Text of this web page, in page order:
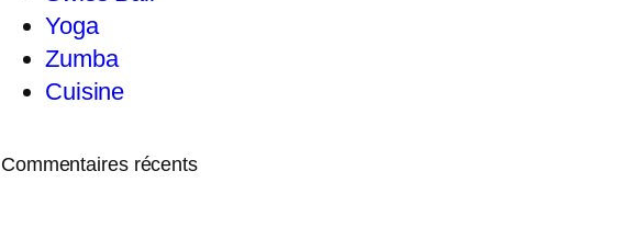
Yoga
Zumba
Cuisine
Commentaires récents